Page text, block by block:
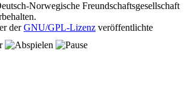
Norwegische Freundschaftsgesellschaft
derGNU/GPL-Lizenz veröffentlichte